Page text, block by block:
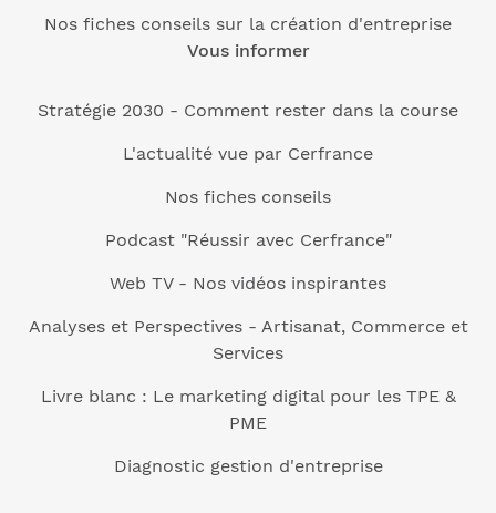
Nos fiches conseils sur la création d'entreprise
Vous informer
Stratégie 2030 - Comment rester dans la course
L'actualité vue par Cerfrance
Nos fiches conseils
Podcast "Réussir avec Cerfrance"
Web TV - Nos vidéos inspirantes
Analyses et Perspectives - Artisanat, Commerce et
Services
Livre blanc : Le marketing digital pour les TPE &
PME
Diagnostic gestion d'entreprise